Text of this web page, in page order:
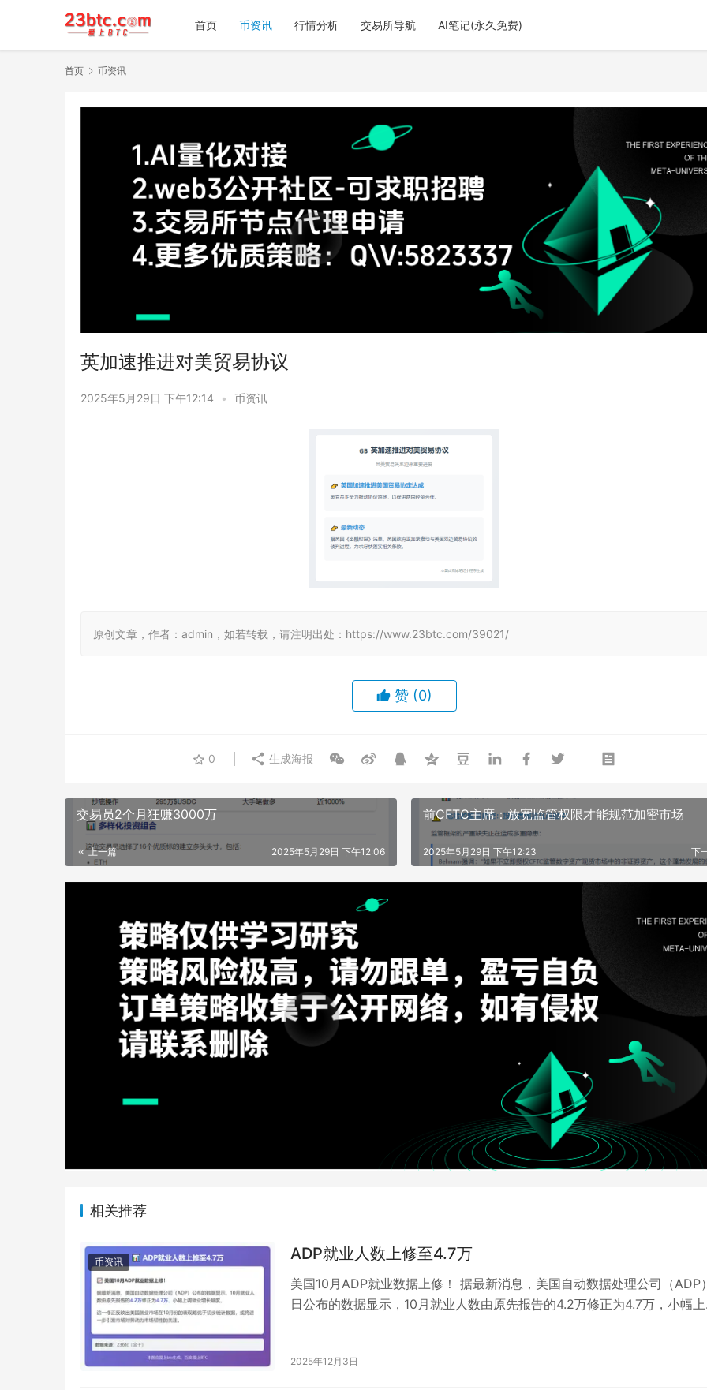
首页 币资讯 行情分析 交易所导航 AI笔记(永久免费)
首页 币资讯
英加速推进对美贸易协议
2025年5月29日 下午12:14 • 币资讯
原创文章，作者：admin，如若转载，请注明出处：https://www.23btc.com/39021/
赞 (0)
0 生成海报
交易员2个月狂赚3000万
上一篇 2025年5月29日 下午12:06
前CFTC主席：放宽监管权限才能规范加密市场
下
2025年5月29日 下午12:23
相关推荐
币资讯 ADP就业人数上修至4.7万
美国10月ADP就业数据上修！ 据最新消息，美国自动数据处理公司（ADP
日公布的数据显示，10月就业人数由原先报告的4.2万修正为4.7万，小幅
2025年12月3日